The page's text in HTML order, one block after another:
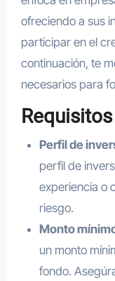
ofreciendo a sus
participar en el
continuación, te
necesarios para
Perfil de
perfil de
experiencia o
riesgo.
Monto
un monto
fondo.